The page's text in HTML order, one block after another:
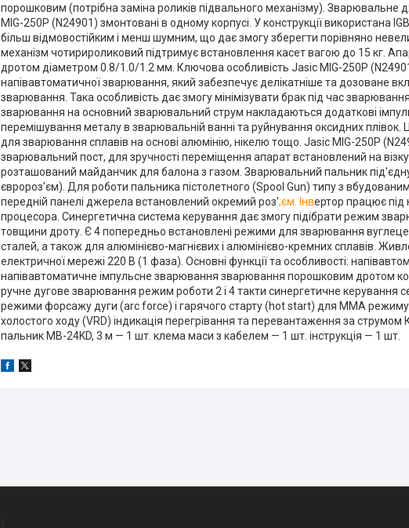
порошковим (потрібна заміна роликів підвального механізму).
MIG-250P (N24901) змонтовані в одному корпусі. У конструкції використана
більш відмовостійким і менш шумним, що дає змогу зберегти порівняно
механізм чотирироликовий підтримує встановлення касет вагою до 15 кг.
дротом діаметром 0.8/1.0/1.2 мм. Ключова особливість Jasic MIG-250P
напівавтоматичної зварювання, який забезпечує делікатніше та дозоване
зварювання. Така особливість дає змогу мінімізувати брак під час
зварювання на основний зварювальний струм накладаються додаткові
перемішування металу в зварювальній ванні та руйнування оксидних
для зварювання сплавів на основі алюмінію, нікелю тощо. Jasic MIG-250P
зварювальний пост, для зручності переміщення апарат встановлений на візку,
розташований майданчик для балона з газом. Зварювальний пальник
євророз'єм). Для роботи пальника пістолетного (Spool Gun) типу з
передній панелі джерела встановлений окремий роз';єм. Інвертор працює під
процесора. Синергетична система керування дає змогу підібрати режим
товщини дроту. Є 4 попередньо встановлені режими для зварювання
сталей, а також для алюмінієво-магнієвих і алюмінієво-кремних сплавів.
електричної мережі 220 В (1 фаза). Основні функції та особливості:
напівавтоматичне імпульсне зварювання зварювання порошковим дротом
ручне дугове зварювання режим роботи 2 і 4 такти синергетичне керування
режими форсажу дуги (arc force) і гарячого старту (hot start) для ММА
холостого ходу (VRD) індикація перегрівання та перевантаження за
пальник MB-24KD, 3 м — 1 шт. клема маси з кабелем — 1 шт. інструкція — 1 шт.